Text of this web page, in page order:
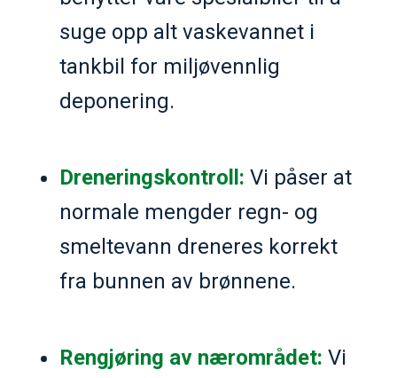
suge opp alt vaskevannet i
tankbil for miljøvennlig
deponering.
Dreneringskontroll: Vi påser at
normale mengder regn- og
smeltevann dreneres korrekt
fra bunnen av brønnene.
Rengjøring av nærområdet: Vi